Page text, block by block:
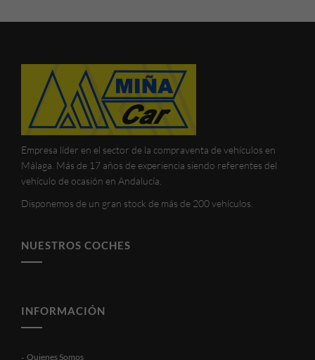
Empresa líder en el sector de la compraventa de vehículos en
Málaga. Más de 17 años de experiencia siendo referentes del
vehículo de ocasión en Andalucía.
Disponemos de un gran stock de más de 200 vehículos.
NUESTROS COCHES
INFORMACIÓN
Quienes Somos